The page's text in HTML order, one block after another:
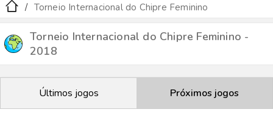
Torneio Internacional do Chipre Feminino
Torneio Internacional do Chipre Feminino -
2018
Últimos jogos Próximos jogos